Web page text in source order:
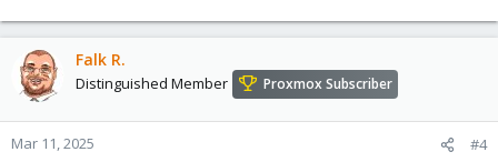
Falk R.
Distinguished Member Proxmox Subscriber
Mar 11, 2025 #4